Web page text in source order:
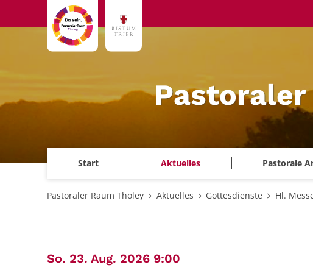
Zum Inhalt springen
Pastoraler
Start Aktuelles Pastorale
Pastoraler Raum Tholey Aktuelles Gottesdienste Hl.
So. 23. Aug. 2026 9:00